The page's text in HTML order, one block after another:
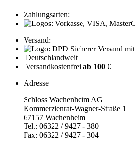
Zahlungsarten:
Versand:
Sicherer Versand mit
Deutschlandweit
Versandkostenfrei ab 100 €
Adresse
Schloss Wachenheim AG
Kommerzienrat-Wagner-Straße 1
67157 Wachenheim
Tel.: 06322 / 9427 - 380
Fax: 06322 / 9427 - 304